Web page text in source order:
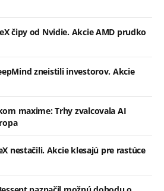
čipy od Nvidie. Akcie AMD prudko
zneistili investorov. Akcie
maxime: Trhy zvalcovala AI
nestačili. Akcie klesajú pre rastúce